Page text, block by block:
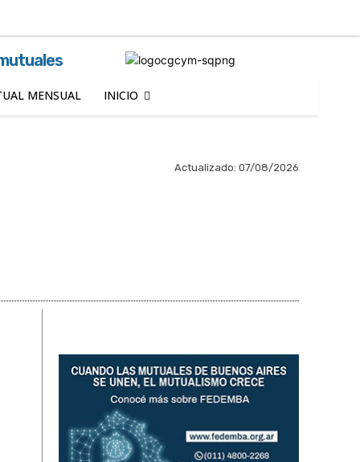
MENSUAL INICIO
Actualizado: 07/08/2026